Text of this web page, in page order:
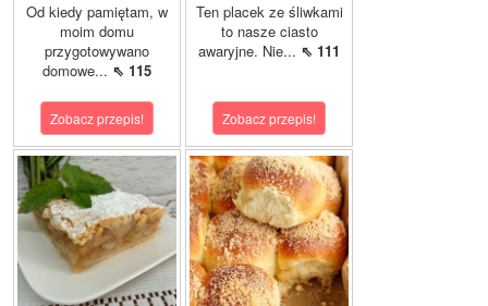
Od kiedy pamiętam, w
moim domu
przygotowywano
domowe... ⇖ 115
Zobacz przepis!
Ten placek ze śliwkami
to nasze ciasto
awaryjne. Nie... ⇖ 111
Zobacz przepis!